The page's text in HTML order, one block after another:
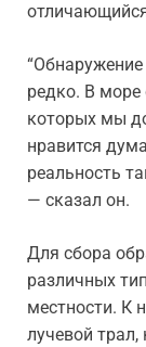
редко. В море
которых мы
нравится
реальность
— сказал он.
Для сбора
различных
местности. К
лучевой